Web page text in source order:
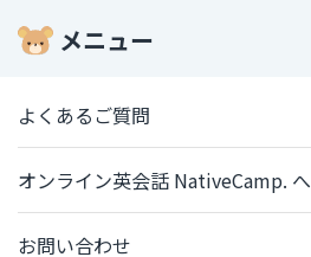
メニュー
よくあるご質問
オンライン英会話 NativeCamp. へ
お問い合わせ